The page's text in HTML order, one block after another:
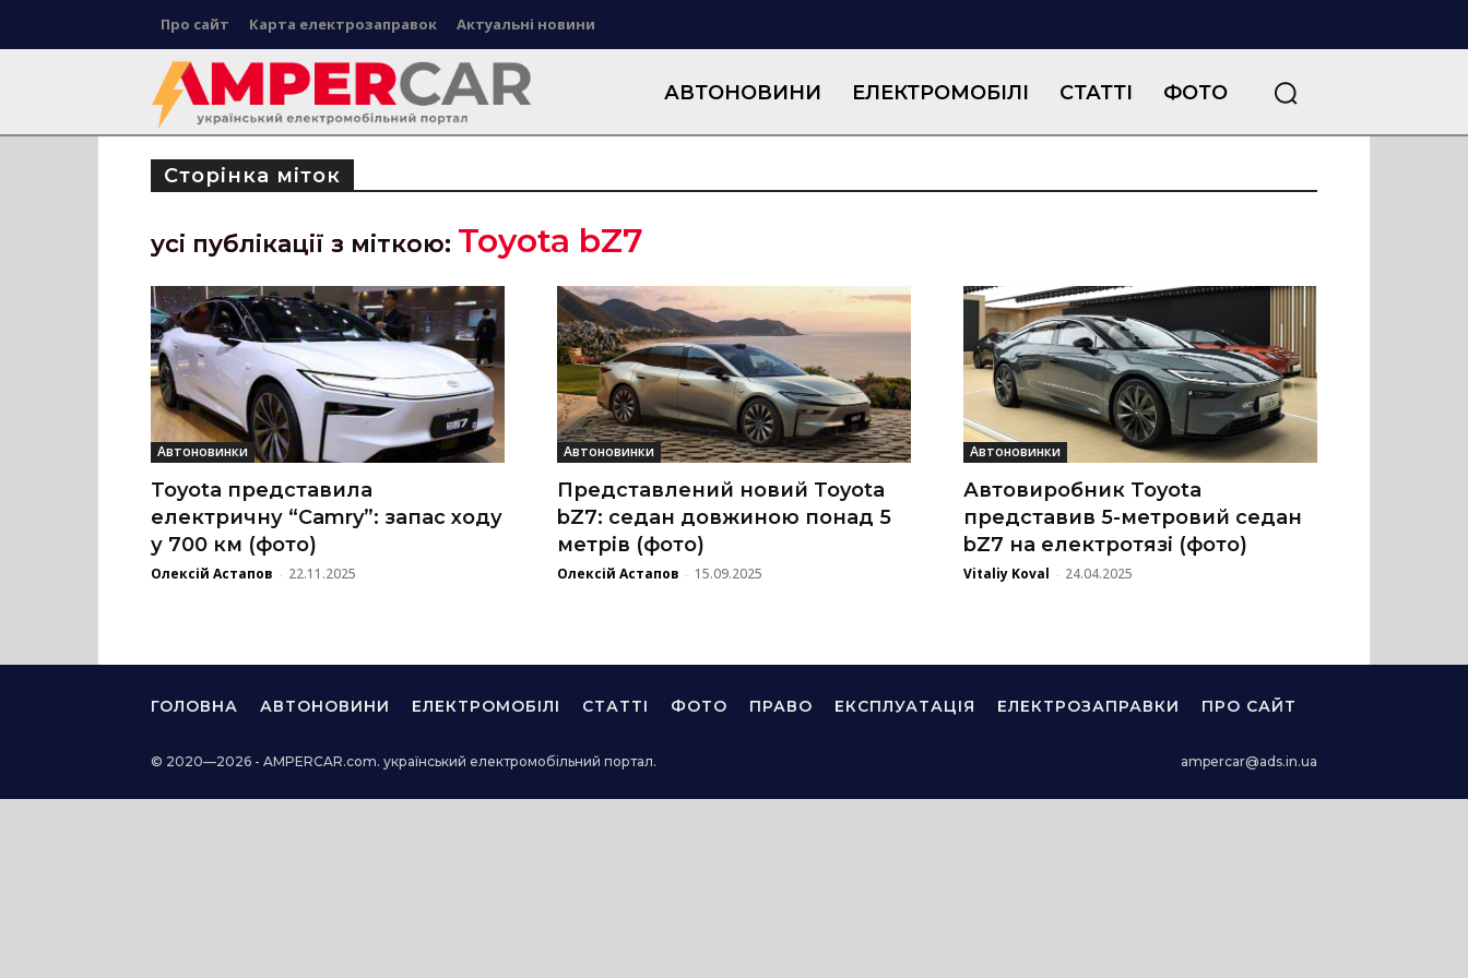
Про сайт Карта електрозаправок Актуальні новини
АВТОНОВИНИ ЕЛЕКТРОМОБІЛІ СТАТТІ ФОТО
Сторінка міток
усі публікації з міткою: Toyota bZ7
Автоновинки
Toyota представила
електричну “Camry”: запас ходу
у 700 км (фото)
Олексій Астапов - 22.11.2025
Автоновинки
Представлений новий Toyota
bZ7: седан довжиною понад 5
метрів (фото)
Олексій Астапов - 15.09.2025
Автоновинки
Автовиробник Toyota
представив 5-метровий седан
bZ7 на електротязі (фото)
Vitaliy Koval - 24.04.2025
ГОЛОВНА АВТОНОВИНИ ЕЛЕКТРОМОБІЛІ СТАТТІ ФОТО ПРАВО ЕКСПЛУАТАЦІЯ ЕЛЕКТРОЗАПРАВКИ ПРО САЙТ
© 2020—2026 - AMPERCAR.com. український електромобільний портал. ampercar@ads.in.ua